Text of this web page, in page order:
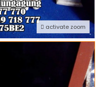
activate zoom